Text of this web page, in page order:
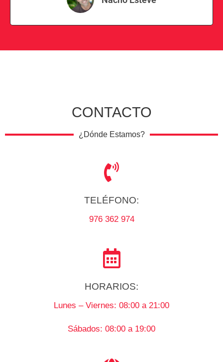
CONTACTO
¿Dónde Estamos?
TELÉFONO:
976 362 974
HORARIOS:
Lunes – Viernes: 08:00 a 21:00
Sábados: 08:00 a 19:00